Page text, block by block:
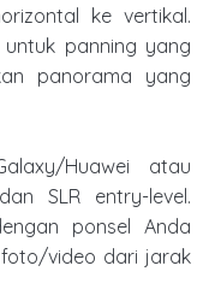
ke vertikal.
panning yang
panorama yang
Huawei atau
SLR entry-level.
ponsel Anda
video dari jarak